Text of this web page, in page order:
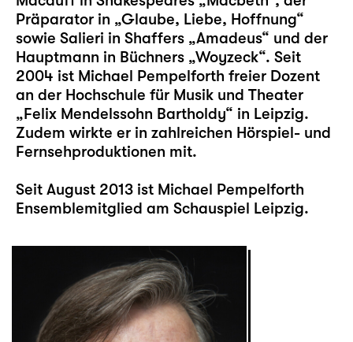
Präparator in „Glaube, Liebe, Hoffnung“
sowie Salieri in Shaffers „Amadeus“ und der
Hauptmann in Büchners „Woyzeck“. Seit
2004 ist Michael Pempelforth freier Dozent
an der Hochschule für Musik und Theater
„Felix Mendelssohn Bartholdy“ in Leipzig.
Zudem wirkte er in zahlreichen Hörspiel- und
Fernsehproduktionen mit.
Seit August 2013 ist Michael Pempelforth
Ensemblemitglied am Schauspiel Leipzig.